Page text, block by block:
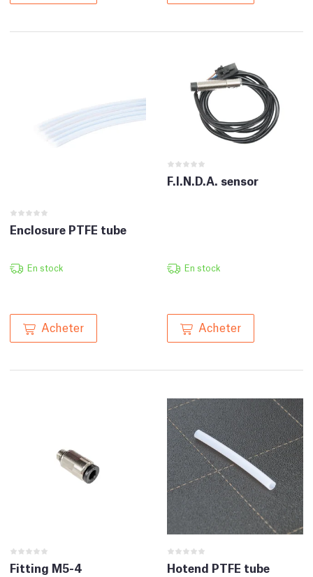
Enclosure PTFE tube
En stock
Acheter
F.I.N.D.A. sensor
En stock
Acheter
Fitting M5-4
Hotend PTFE tube